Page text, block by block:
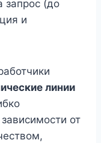
запрос (до
и
линии
от